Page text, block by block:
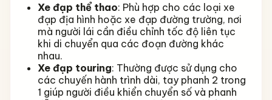
Xe đạp thể thao: Phù hợp cho các loại xe
đạp địa hình hoặc xe đạp đường trường, nơi
mà người lái cần điều chỉnh tốc độ liên tục
khi di chuyển qua các đoạn đường khác
nhau.
Xe đạp touring: Thường được sử dụng cho
các chuyến hành trình dài, tay phanh 2 trong
1 giúp người điều khiển chuyển số và phanh